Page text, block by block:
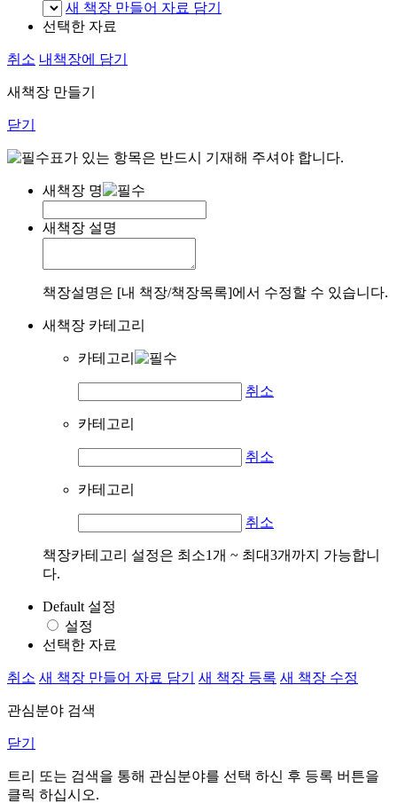
새 책장 만들어 자료 담기
선택한 자료
취소 내책장에 담기
새책장 만들기
닫기
표가 있는 항목은 반드시 기재해 주셔야 합니다.
새책장 명
새책장 설명
책장설명은 [내 책장/책장목록]에서 수정할 수 있습니다.
새책장 카테고리
카테고리
취소
카테고리
취소
카테고리
취소
책장카테고리 설정은 최소1개 ~ 최대3개까지 가능합니
다.
Default 설정
설정
선택한 자료
취소 새 책장 만들어 자료 담기 새 책장 등록 새 책장 수정
관심분야 검색
닫기
트리 또는 검색을 통해 관심분야를 선택 하신 후 등록 버튼을
클릭 하십시오.